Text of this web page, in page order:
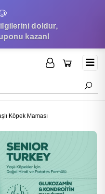
doldur,
kazan!
Köpek Maması